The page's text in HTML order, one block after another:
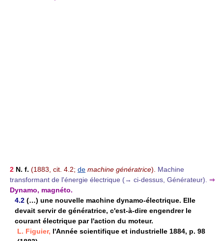
2 N. f. (1883, cit. 4.2; de machine génératrice). Machine
transformant de l'énergie électrique (→ ci-dessus, Générateur). ⇒
Dynamo, magnéto.
4.2 (…) une nouvelle machine dynamo-électrique. Elle
devait servir de génératrice, c'est-à-dire engendrer le
courant électrique par l'action du moteur.
L. Figuier, l'Année scientifique et industrielle 1884, p. 98